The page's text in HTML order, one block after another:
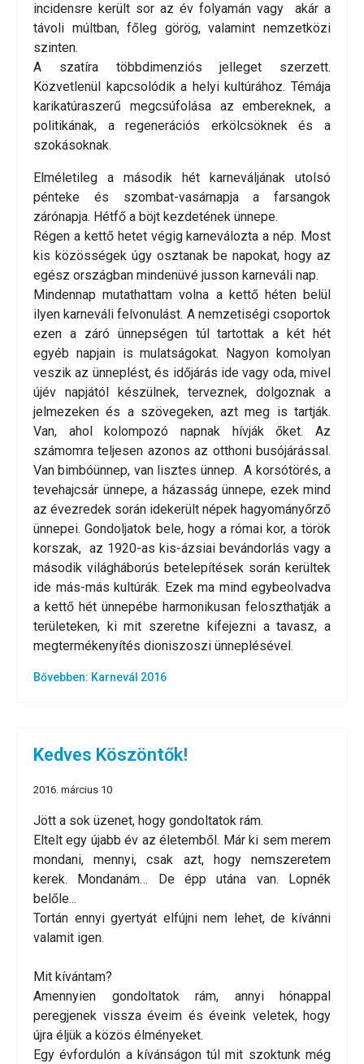
incidensre került sor az év folyamán vagy akár a
távoli múltban, főleg görög, valamint nemzetközi
szinten.
A szatíra többdimenziós jelleget szerzett.
Közvetlenül kapcsolódik a helyi kultúrához. Témája
karikatúraszerű megcsúfolása az embereknek, a
politikának, a regenerációs erkölcsöknek és a
szokásoknak.
Elméletileg a második hét karneváljának utolsó
pénteke és szombat-vasárnapja a farsangok
zárónapja. Hétfő a böjt kezdetének ünnepe.
Régen a kettő hetet végig karneválozta a nép. Most
kis közösségek úgy osztanak be napokat, hogy az
egész országban mindenüvé jusson karneváli nap.
Mindennap mutathattam volna a kettő héten belül
ilyen karneváli felvonulást. A nemzetiségi csoportok
ezen a záró ünnepségen túl tartottak a két hét
egyéb napjain is mulatságokat. Nagyon komolyan
veszik az ünneplést, és időjárás ide vagy oda, mivel
újév napjától készülnek, terveznek, dolgoznak a
jelmezeken és a szövegeken, azt meg is tartják.
Van, ahol kolompozó napnak hívják őket. Az
számomra teljesen azonos az otthoni busójárással.
Van bimbóünnep, van lisztes ünnep. A korsótörés, a
tevehajcsár ünnepe, a házasság ünnepe, ezek mind
az évezredek során idekerült népek hagyományőrző
ünnepei. Gondoljatok bele, hogy a római kor, a török
korszak, az 1920-as kis-ázsiai bevándorlás vagy a
második világháborús betelepítések során kerültek
ide más-más kultúrák. Ezek ma mind egybeolvadva
a kettő hét ünnepébe harmonikusan feloszthatják a
területeken, ki mit szeretne kifejezni a tavasz, a
megtermékenyítés dioniszoszi ünneplésével.
Bővebben: Karnevál 2016
Kedves Köszöntők!
2016. március 10
Jött a sok üzenet, hogy gondoltatok rám.
Eltelt egy újabb év az életemből. Már ki sem merem
mondani, mennyi, csak azt, hogy nemszeretem
kerek. Mondanám… De épp utána van. Lopnék
belőle...
Tortán ennyi gyertyát elfújni nem lehet, de kívánni
valamit igen.
Mit kívántam?
Amennyien gondoltatok rám, annyi hónappal
peregjenek vissza éveim és éveink veletek, hogy
újra éljük a közös élményeket.
Egy évfordulón a kívánságon túl mit szoktunk még